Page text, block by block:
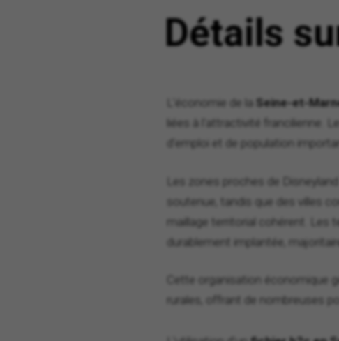
Détails
L'économie de la Seine-et-
liées à l'attractivité francilienne.
d'emploi et de population
Les zones proches de
soutenue, tandis que des villes
maillage territorial cohérent.
durablement implantée,
Cette organisation économique
rurales, offrant de nombreuses